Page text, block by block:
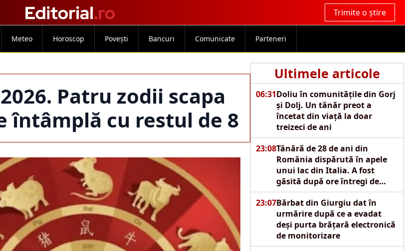
Trimite o știre
Meteo Horoscop Povești Bancuri Comunicate Parteneri
Patru zodii scapa
întâmplă cu restul de 8
Ultimele articole
06:31Doliu în comunitățile din Gorj
și Dolj. Un tânăr preot a
încetat din viață la doar
treizeci de ani
23:08Tânără de 28 de ani din
România dispărută în apele
unui lac din Italia. A fost
găsită după ore întregi de
căutări
23:07Bărbat din Giurgiu dat în
urmărire după ce a evadat
deși purta brățară electronică
de monitorizare